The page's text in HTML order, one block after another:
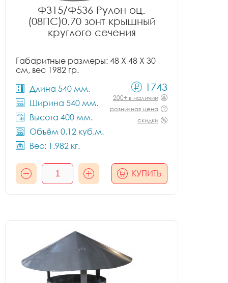
Ф315/Ф536 Рулон оц.
(08ПС)0.70 зонт крышный
круглого сечения
Габаритные размеры: 48 X 48 X 30
см, вес 1982 гр.
Длина 540 мм.
Ширина 540 мм.
Высота 400 мм.
Объём 0.12 куб.м.
Вес: 1.982 кг.
1743
200+ в наличии
розничная цена
скидки
КУПИТЬ